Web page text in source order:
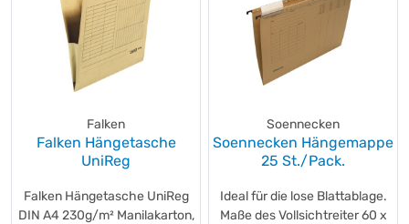
Falken
Falken Hängetasche
UniReg
Falken Hängetasche UniReg
DIN A4 230g/m² Manilakarton,
Soennecken
Soennecken Hängemappe
25 St./Pack.
Ideal für die lose Blattablage.
Maße des Vollsichtreiter 60 x